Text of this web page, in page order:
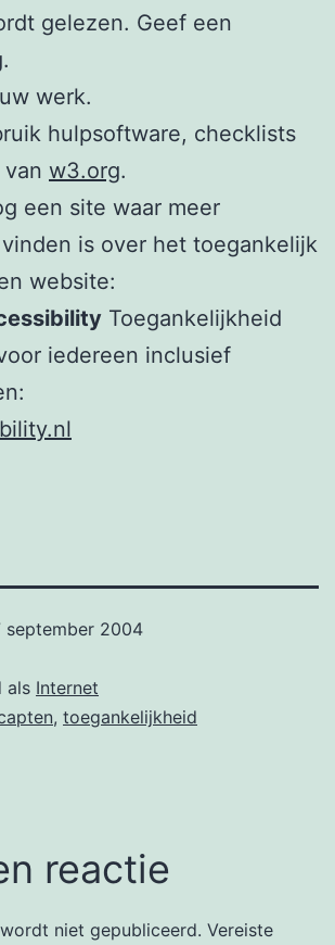
gelezen. Geef een
werk.
hulpsoftware, checklists
w3.org.
een site waar meer
is over het toegankelijk
website:
Toegankelijkheid
iedereen inclusief
september 2004
als Internet
, toegankelijkheid
reactie
niet gepubliceerd. Vereiste